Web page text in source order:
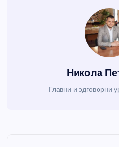
Никола
Главни и одговорни